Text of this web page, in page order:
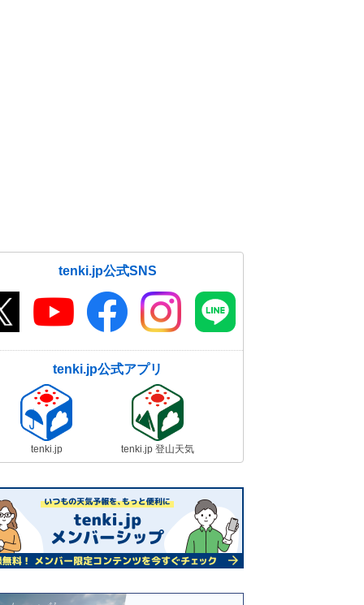
tenki.jp公式SNS
tenki.jp公式アプリ
tenki.jp tenki.jp 登山天気